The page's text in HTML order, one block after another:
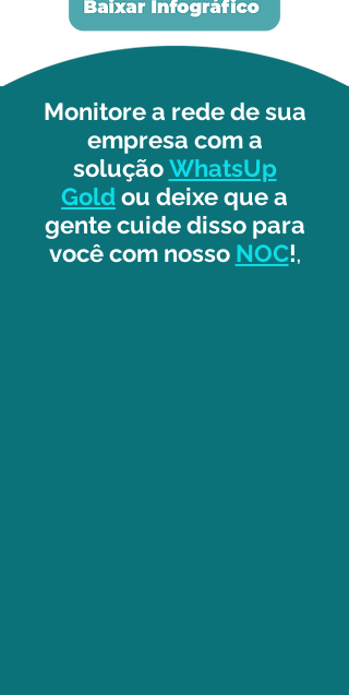
Monitore a rede de sua
empresa com a
soluçãoWhatsUp
Goldou deixe que a
gente cuide disso para
você com nosso NOC!,